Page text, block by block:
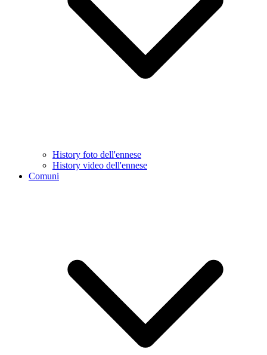
History foto dell'ennese
History video dell'ennese
Comuni